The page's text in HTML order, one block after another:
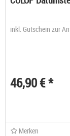
inkl. Gutschein zur
46,90 € *
Merken